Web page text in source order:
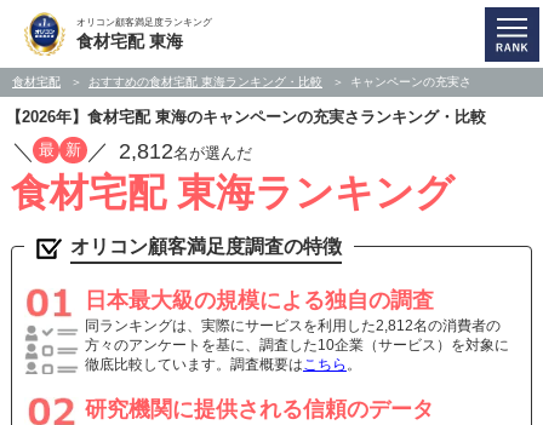
オリコン顧客満足度ランキング
食材宅配 東海
食材宅配 おすすめの食材宅配 東海ランキング・比較 キャンペーンの充実さ
【2026年】食材宅配 東海のキャンペーンの充実さランキング・比較
／ 最 新 ／ 2,812名が選んだ
食材宅配 東海ランキング
オリコン顧客満足度調査の特徴
日本最大級の規模による独自の調査
同ランキングは、実際にサービスを利用した2,812名の消費者の
方々のアンケートを基に、調査した10企業（サービス）を対象に
徹底比較しています。調査概要はこちら 。
研究機関に提供される信頼のデータ